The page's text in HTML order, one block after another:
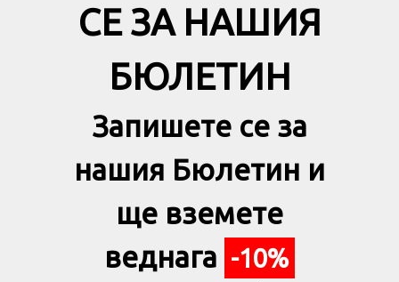
СЕ ЗА НАШИЯ
БЮЛЕТИН
Запишете се за
нашия Бюлетин и
ще вземете
веднага -10%